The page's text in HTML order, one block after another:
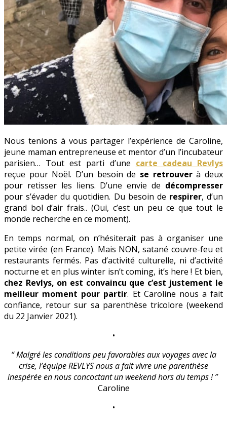
Nous tenions à vous partager l’expérience de Caroline,
jeune maman entrepreneuse et mentor d’un l’incubateur
parisien… Tout est parti d’une carte cadeau Revlys
reçue pour Noël. D’un besoin de se retrouverà deux
pour retisser les liens. D’une envie de décompresser
pour s’évader du quotidien. Du besoin de respirer, d’un
grand bol d’air frais.. (Oui, c’est un peu ce que tout le
monde recherche en ce moment).
En temps normal, on n’hésiterait pas à organiser une
petite virée (en France). Mais NON, satané couvre-feu et
restaurants fermés. Pas d’activité culturelle, ni d’activité
nocturne et en plus winter isn’t coming, it’s here ! Et bien,
chez Revlys, on est convaincu que c’est justement le
meilleur moment pour partir. Et Caroline nous a fait
confiance, retour sur sa parenthèse tricolore (weekend
du 22 Janvier 2021).
•
“ Malgré les conditions peu favorables aux voyages avec la
crise, l’équipe REVLYS nous a fait vivre une parenthèse
inespérée en nous concoctant un weekend hors du temps !”
Caroline
•